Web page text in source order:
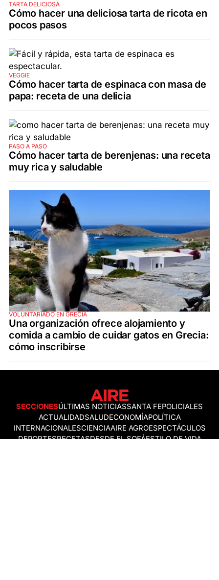
TARTA DELICIOSA
Cómo hacer una deliciosa tarta de ricota en
pocos pasos
VEGGIE
Cómo hacer tarta de espinaca con masa de
papa: receta de una delicia
PASO A PASO
Cómo hacer tarta de berenjenas: una receta
muy rica y saludable
VOLUNTARIADO EN GRECIA
Una organización ofrece alojamiento y
comida a cambio de cuidar gatos en Grecia:
cómo inscribirse
SECCIONESÚLTIMAS NOTICIASSANTA FEPOLICIALES
ACTUALIDADSALUDECONOMÍAPOLÍTICA
INTERNACIONALESCIENCIAAIRE AGROESPECTÁCULOS
DEPORTESRECETASDESDE EL SOFÁESTILO DE VIDA